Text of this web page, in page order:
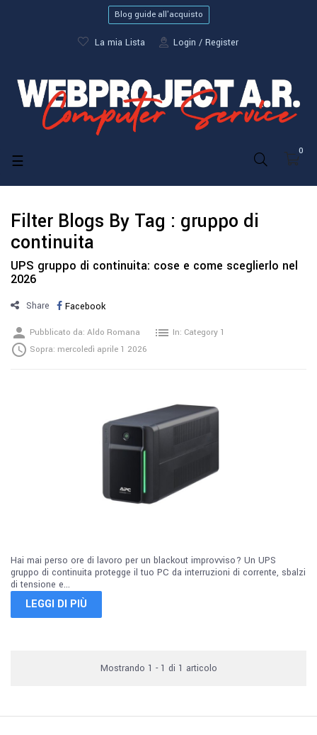
Blog guide all'acquisto
La mia Lista Login Register
0
navigazione
☰
Filter Blogs By Tag : gruppo di
continuita
UPS gruppo di continuita: cose e come sceglierlo nel
2026
Share Facebook
person Pubblicato da: Aldo Romana list In: Category 1
 Sopra: mercoledì aprile 1 2026
Hai mai perso ore di lavoro per un blackout improvviso? Un UPS
gruppo di continuita protegge il tuo PC da interruzioni di corrente, sbalzi
di tensione e...
LEGGI DI PIÙ
Mostrando 1 - 1 di 1 articolo